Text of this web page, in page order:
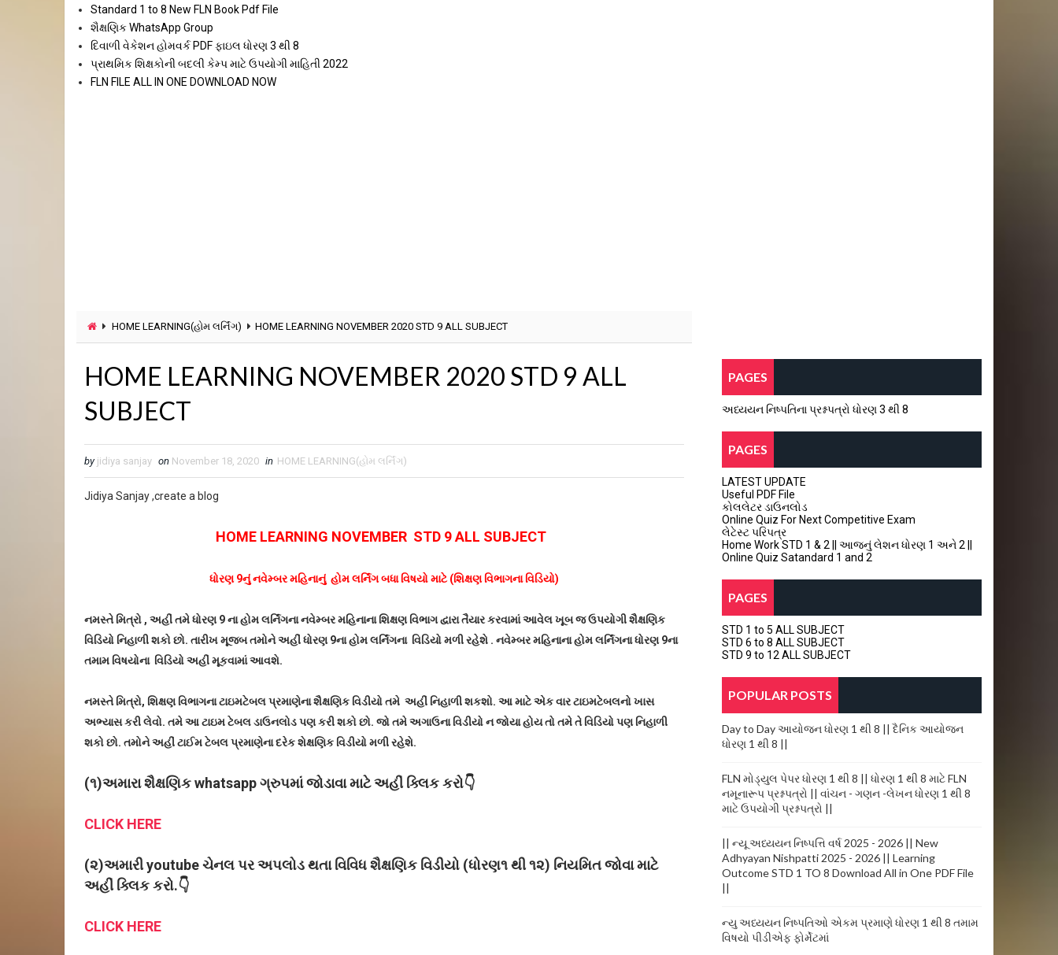
Standard 1 to 8 New FLN Book Pdf File
શૈક્ષણિક WhatsApp Group
દિવાળી વેકેશન હોમવર્ક PDF ફાઇલ ધોરણ 3 થી 8
પ્રાથમિક શિક્ષકોની બદલી કેમ્પ માટે ઉપયોગી માહિતી 2022
FLN FILE ALL IN ONE DOWNLOAD NOW
HOME LEARNING(હોમ લર્નિંગ) HOME LEARNING NOVEMBER 2020 STD 9 ALL SUBJECT
HOME LEARNING NOVEMBER 2020 STD 9 ALL
SUBJECT
by jidiya sanjay on November 18, 2020 in HOME LEARNING(હોમ લર્નિંગ)
Jidiya Sanjay ,create a blog
HOME LEARNING NOVEMBER STD 9 ALL SUBJECT
ધોરણ 9નું નવેમ્બર મહિનાનું હોમ લર્નિંગ બધા વિષયો માટે (શિક્ષણ વિભાગના વિડિયો)
નમસ્તે મિત્રો , અહીં તમે ધોરણ 9 ના હોમ લર્નિંગના નવેમ્બર મહિનાના શિક્ષણ વિભાગ દ્વારા તૈયાર કરવામાં આવેલ ખૂબ જ ઉપયોગી શૈક્ષણિક
વિડિયો નિહાળી શકો છો. તારીખ મૂજબ તમોને અહીં ધોરણ 9ના હોમ લર્નિંગના વિડિયો મળી રહેશે . નવેમ્બર મહિનાના હોમ લર્નિંગના ધોરણ 9ના
તમામ વિષયોના વિડિયો અહીં મૂકવામાં આવશે.
નમસ્તે મિત્રો, શિક્ષણ વિભાગના ટાઇમટેબલ પ્રમાણેના શૈક્ષણિક વિડીયો તમે અહીં નિહાળી શકશો. આ માટે એક વાર ટાઇમટેબલનો ખાસ
અભ્યાસ કરી લેવો. તમે આ ટાઇમ ટેબલ ડાઉનલોડ પણ કરી શકો છો. જો તમે અગાઉના વિડીયો ન જોયા હોય તો તમે તે વિડિયો પણ નિહાળી
શકો છો. તમોને અહીં ટાઈમ ટેબલ પ્રમાણેના દરેક શેક્ષણિક વિડીયો મળી રહેશે.
(૧)અમારા શૈક્ષણિક whatsapp ગ્રુપમાં જોડાવા માટે અહીં ક્લિક કરો👇
CLICK HERE
(૨)અમારી youtube ચેનલ પર અપલોડ થતા વિવિધ શૈક્ષણિક વિડીયો (ધોરણ૧ થી ૧૨) નિયમિત જોવા માટે
અહીં ક્લિક કરો.👇
CLICK HERE
PAGES
અધ્યયન નિષ્પતિના પ્રશ્નપત્રો ધોરણ 3 થી 8
PAGES
LATEST UPDATE
Useful PDF File
કોલલેટર ડાઉનલોડ
Online Quiz For Next Competitive Exam
લેટેસ્ટ પરિપત્ર
Home Work STD 1 & 2 || આજનું લેશન ધોરણ 1 અને 2 ||
Online Quiz Satandard 1 and 2
PAGES
STD 1 to 5 ALL SUBJECT
STD 6 to 8 ALL SUBJECT
STD 9 to 12 ALL SUBJECT
POPULAR POSTS
Day to Day આયોજન ધોરણ 1 થી 8 || દૈનિક આયોજન
ધોરણ 1 થી 8 ||
FLN મોડ્યુલ પેપર ધોરણ 1 થી 8 || ધોરણ 1 થી 8 માટે FLN
નમૂનારૂપ પ્રશ્નપત્રો || વાંચન - ગણન -લેખન ધોરણ 1 થી 8
માટે ઉપયોગી પ્રશ્નપત્રો ||
|| ન્યૂ અધ્યયન નિષ્પત્તિ વર્ષ 2025 - 2026 || New
Adhyayan Nishpatti 2025 - 2026 || Learning
Outcome STD 1 TO 8 Download All in One PDF File
||
ન્યુ અધ્યયન નિષ્પતિઓ એકમ પ્રમાણે ધોરણ 1 થી 8 તમામ
વિષયો પીડીએફ ફોર્મેટમાં